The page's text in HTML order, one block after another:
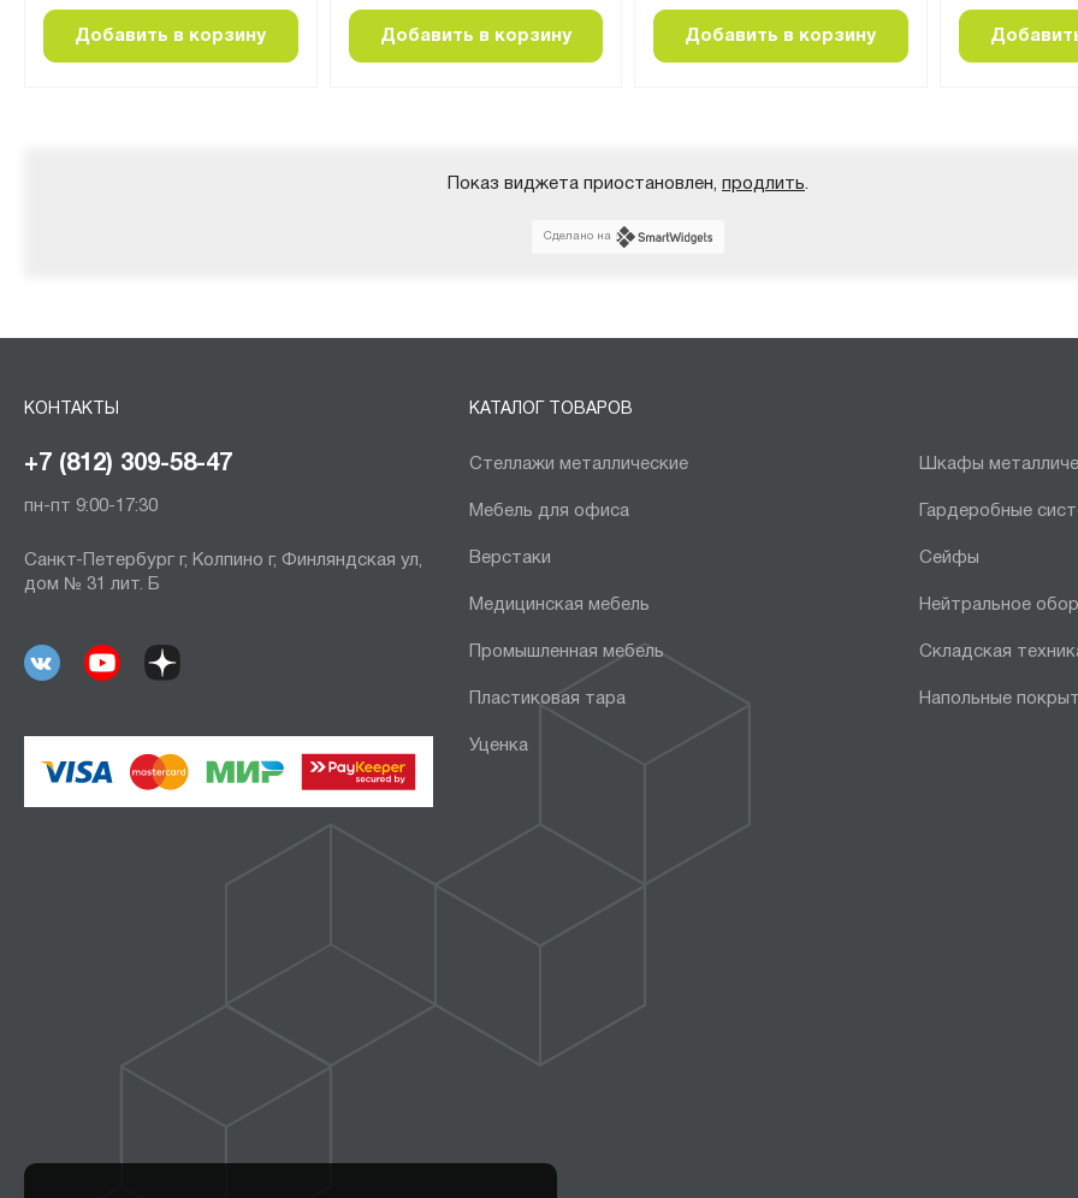
Добавить в корзину Добавить в корзину Добавить в корзину
Показ виджета приостановлен, продлить
Сделано на
КОНТАКТЫ
+7 (812) 309-58-47
пн-пт 9:00-17:30
Санкт-Петербург г, Колпино г, Финляндская ул,
дом № 31 лит. Б
КАТАЛОГ ТОВАРОВ
Стеллажи металлические Шкафы
Мебель для офиса Гардеробные
Верстаки Сейфы
Медицинская мебель Нейтральное
Промышленная мебель Складская
Пластиковая тара Напольные
Уценка